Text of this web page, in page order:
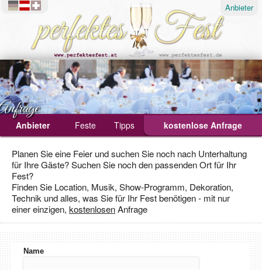
Anbieter
Anbieter
Feste
Geburtstagsfeier
Hochzeit
Weihnachtsfeier
Tipps kostenlose Anfrage
Planen Sie eine Feier und suchen Sie noch nach Unterhaltung
für Ihre Gäste? Suchen Sie noch den passenden Ort für Ihr
Fest?
Finden Sie Location, Musik, Show-Programm, Dekoration,
Technik und alles, was Sie für Ihr Fest benötigen - mit nur
einer einzigen, kostenlosenAnfrage
Name